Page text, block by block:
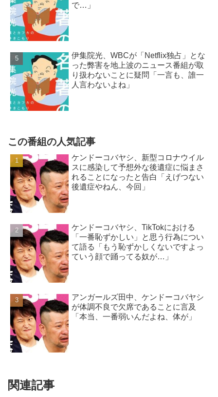
で…」
伊集院光、WBCが「Netflix独占」とな
った弊害を地上波のニュース番組が取
り扱わないことに疑問「一言も、誰一
人言わないよね」
この番組の人気記事
ケンドーコバヤシ、新型コロナウイル
スに感染して予想外な後遺症に悩まさ
れることになったと告白「えげつない
後遺症やねん、今回」
ケンドーコバヤシ、TikTokにおける
「一番恥ずかしい」と思う行為につい
て語る「もう恥ずかしくないですよっ
ていう顔で踊ってる奴が…」
アンガールズ田中、ケンドーコバヤシ
が体調不良で欠席であることに言及
「本当、一番弱いんだよね、体が」
関連記事